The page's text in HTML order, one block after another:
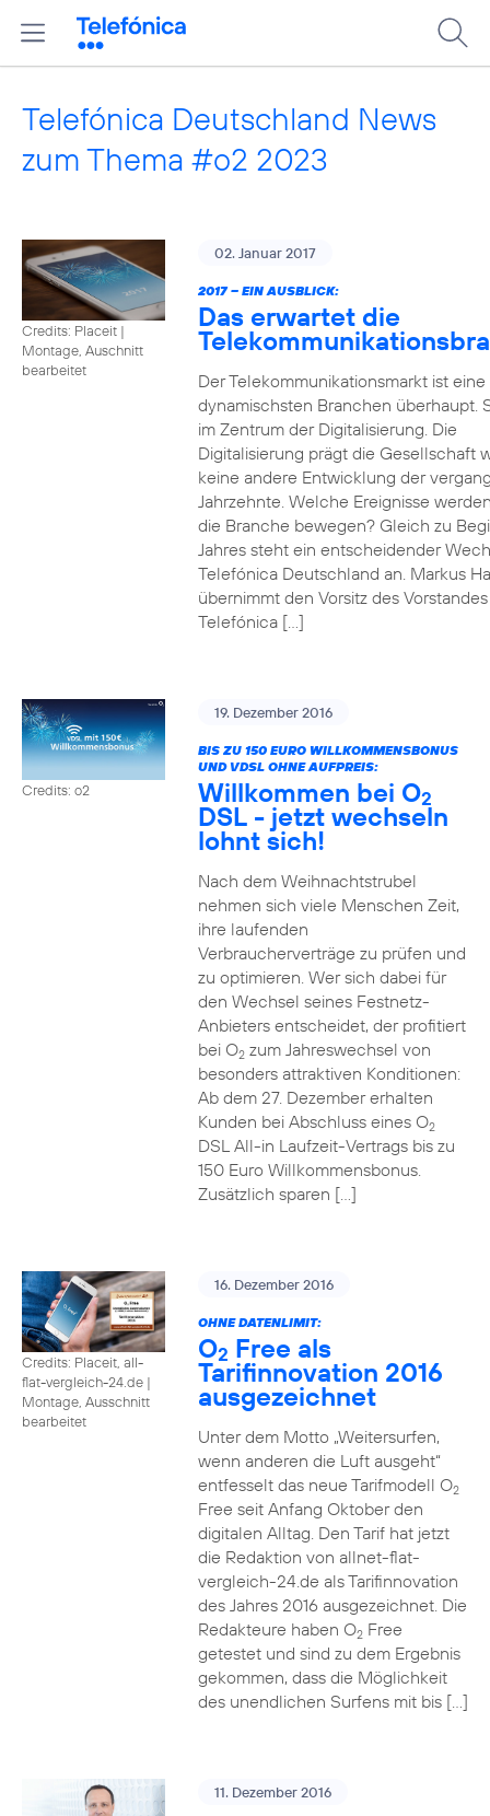
Telefónica Deutschland News
zum Thema #o2 2023
Credits: Placeit |
Montage, Auschnitt
bearbeitet
02. Januar 2017
2017 – EIN AUSBLICK:
Das erwartet die
Der Telekommunikationsmarkt ist eine
dynamischsten Branchen überhaupt.
im Zentrum der Digitalisierung. Die
Digitalisierung prägt die Gesellschaft
keine andere Entwicklung der
Jahrzehnte. Welche Ereignisse
die Branche bewegen? Gleich zu
Jahres steht ein entscheidender
Telefónica Deutschland an. Markus
übernimmt den Vorsitz des
Telefónica […]
Credits: o2
19. Dezember 2016
BIS ZU 150 EURO WILLKOMMENSBONUS
UND VDSL OHNE AUFPREIS:
Willkommen bei O2
DSL - jetzt wechseln
lohnt sich!
Nach dem Weihnachtstrubel
nehmen sich viele Menschen Zeit,
ihre laufenden
Verbraucherverträge zu prüfen und
zu optimieren. Wer sich dabei für
den Wechsel seines Festnetz-
Anbieters entscheidet, der profitiert
bei O2zum Jahreswechsel von
besonders attraktiven Konditionen:
Ab dem 27. Dezember erhalten
Kunden bei Abschluss eines O2
DSL All-in Laufzeit-Vertrags bis zu
150 Euro Willkommensbonus.
Zusätzlich sparen […]
Credits: Placeit, all-
flat-vergleich-24.de |
Montage, Ausschnitt
bearbeitet
16. Dezember 2016
OHNE DATENLIMIT:
O2 Free als
Tarifinnovation 2016
ausgezeichnet
Unter dem Motto „Weitersurfen,
wenn anderen die Luft ausgeht“
entfesselt das neue Tarifmodell O2
Free seit Anfang Oktober den
digitalen Alltag. Den Tarif hat jetzt
die Redaktion von allnet-flat-
vergleich-24.de als Tarifinnovation
des Jahres 2016 ausgezeichnet. Die
Redakteure haben O2Free
getestet und sind zu dem Ergebnis
gekommen, dass die Möglichkeit
des unendlichen Surfens mit bis […]
11. Dezember 2016